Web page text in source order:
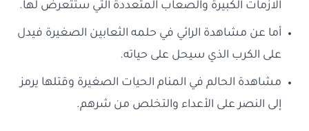
الازمات الكبيرة والصعاب المتعددة التي ستتعرض لها.
أما عن مشاهدة الرائي في حلمه الثعابين الصغيرة فيدل
على الكرب الذي سيحل على حياته.
مشاهدة الحالم في المنام الحيات الصغيرة وقتلها يرمز
إلى النصر على الأعداء والتخلص من شرهم.